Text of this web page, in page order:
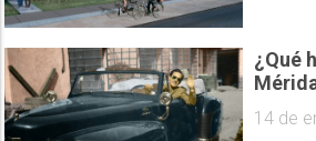
¿Qué
14 de